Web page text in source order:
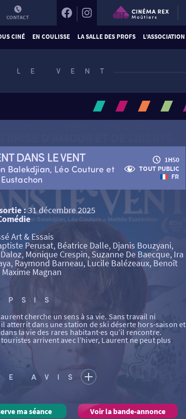
CONTACT
CINÉ EN COULISSE LA SALLE DES PROFS L’ASSOCIATION
LE VENT
DANS LE VENT
Balekdjian, Léo Couture et
1H50
TOUT PUBLIC
FR
:31 décembre 2025
Art & Essais
Perusat, Béatrice Dalle, Djanis Bouzyani,
Monique Crespin, Suzanne De Baecque, Ira
Raymond Barneau, Lucile Balézeaux, Benoît
Magnan
cherche un sens à sa vie. Sans travail ni
atterrit dans une station de ski déserte hors-saison et
la vie des rares habitant·es qu’il rencontre.
arrivent avec l’hiver, Laurent ne peut plus
AVIS
ma séance Voir la bande-annonce